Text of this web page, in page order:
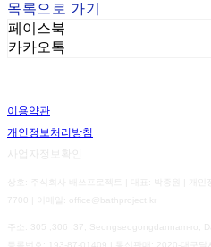
목록으로 가기
페이스북
카카오톡
이용약관
개인정보처리방침
사업자정보확인
상호: 주식회사 배쓰프로젝트 | 대표: 박종원 | 개
7700 | 이메일: office@bathproject.kr
주소: 305 ,306 ,37, Seongseogongdannam-ro,
193-87-01409 2020-대구달